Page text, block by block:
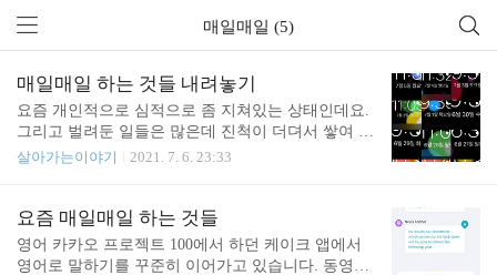
매일매일 (5)
매일매일 하는 것들 내려놓기
요즘 개인적으로 심적으로 좀 지쳐있는 상태인데요.
그리고 벌려둔 일들은 많은데 진척이 더뎌서 쌓여 가
는 일들이 많아지고 있는 상태입니다. 그래서 뭔가
일들을 꾸준히 늘려왔었는데요. 요즘 매일매일 하는
것들 영어 카카오 프로젝트 100에서 하던 케이크 앱
에서 영어로 말하기를 꾸준히 이어가고 있습니다. 동
살아가는이야기 2021. 7. 6. 23:33
요즘 매일매일 하는 것들
영어 카카오 프로젝트 100에서 하던 케이크 앱에서
영어로 말하기를 꾸준히 이어가고 있습니다. 동영상